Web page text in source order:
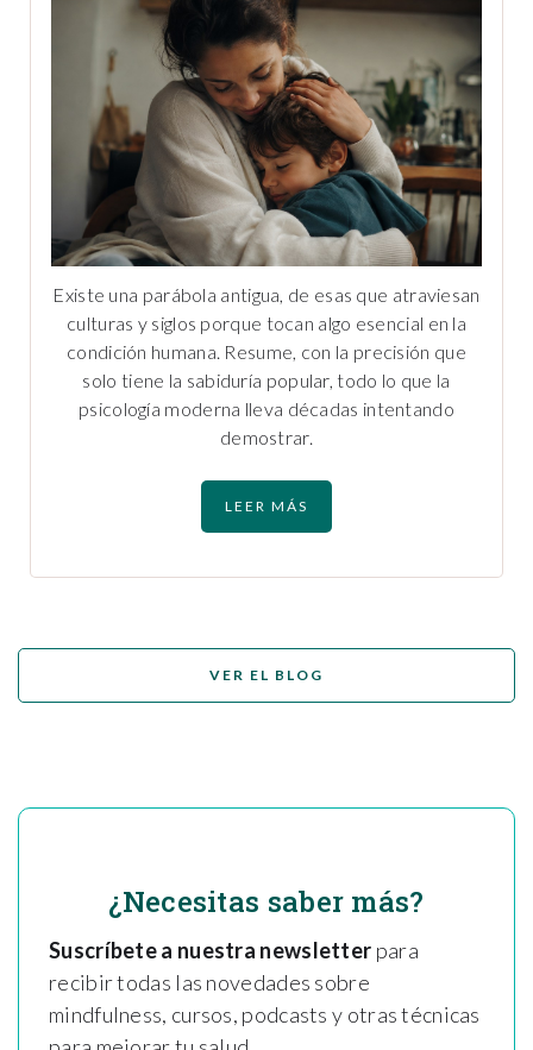
Existe una parábola antigua, de esas que atraviesan
culturas y siglos porque tocan algo esencial en la
condición humana. Resume, con la precisión que
solo tiene la sabiduría popular, todo lo que la
psicología moderna lleva décadas intentando
demostrar.
LEER MÁS
VER EL BLOG
¿Necesitas saber más?
Suscríbete a nuestra newsletter para
recibir todas las novedades sobre
mindfulness, cursos, podcasts y otras técnicas